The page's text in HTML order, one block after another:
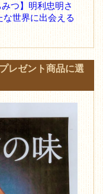
つ】明利忠明さ
世界に出会える
レゼント商品に選